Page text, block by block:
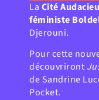
La Cité
féministe
Djerouni.
Pour cette
découvriront
de Sandrine
Pocket.